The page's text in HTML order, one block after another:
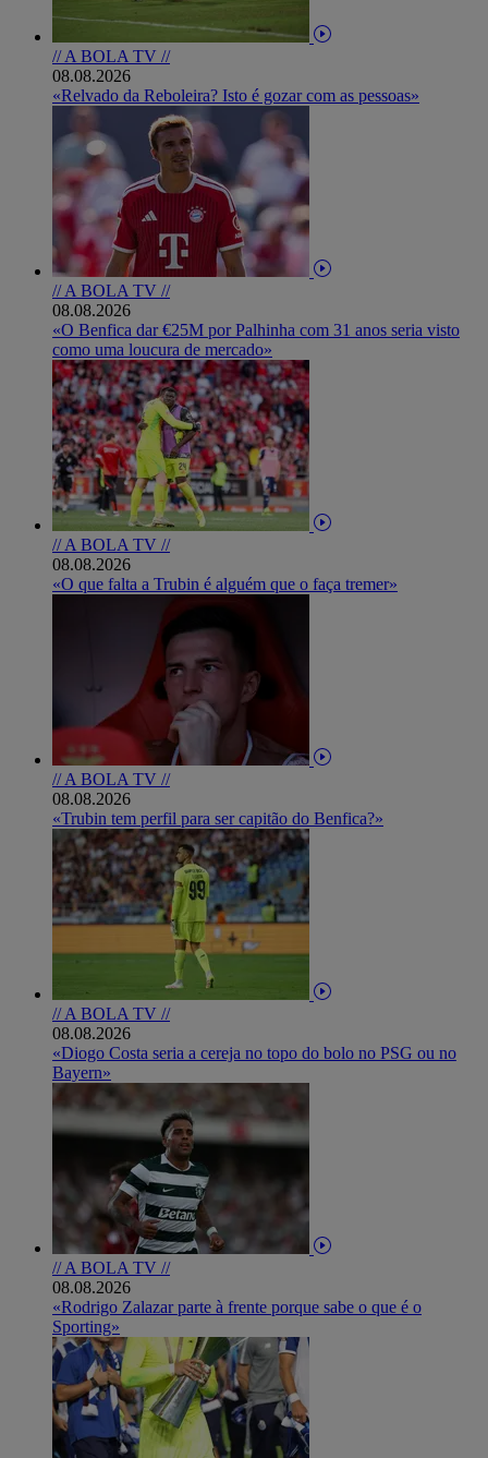
// A BOLA TV //
08.08.2026
«Relvado da Reboleira? Isto é gozar com as pessoas»
// A BOLA TV //
08.08.2026
«O Benfica dar €25M por Palhinha com 31 anos seria visto
como uma loucura de mercado»
// A BOLA TV //
08.08.2026
«O que falta a Trubin é alguém que o faça tremer»
// A BOLA TV //
08.08.2026
«Trubin tem perfil para ser capitão do Benfica?»
// A BOLA TV //
08.08.2026
«Diogo Costa seria a cereja no topo do bolo no PSG ou no
Bayern»
// A BOLA TV //
08.08.2026
«Rodrigo Zalazar parte à frente porque sabe o que é o
Sporting»